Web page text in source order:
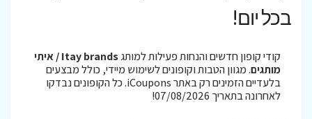
בכל יום!
קודי קופון חדשים והנחות פעילות למותג
Itay brands / איתי
מותגים. מגוון הטבות וקופונים לשימוש מיידי, כולל מבצעים
בלעדיים הזמינים רק באתר iCoupons. כל הקופונים נבדקו
לאחרונה בתאריך 07/08/2026!